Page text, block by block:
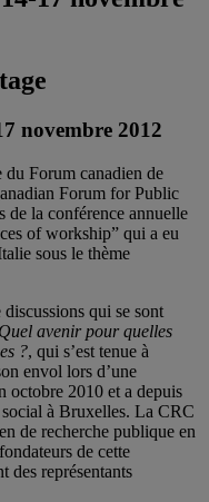
novembre 2012
Forum canadien de
Forum for Public
de la conférence annuelle
of workship” qui a eu
sous le thème
discussions qui se sont
Quel avenir pour quelles
?, qui s’est tenue à
envol lors d’une
octobre 2010 et a depuis
à Bruxelles. La CRC
de recherche publique en
de cette
des représentants